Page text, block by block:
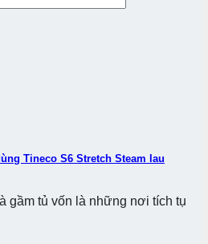
Tineco S6 Stretch Steam lau
gầm tủ vốn là những nơi tích tụ